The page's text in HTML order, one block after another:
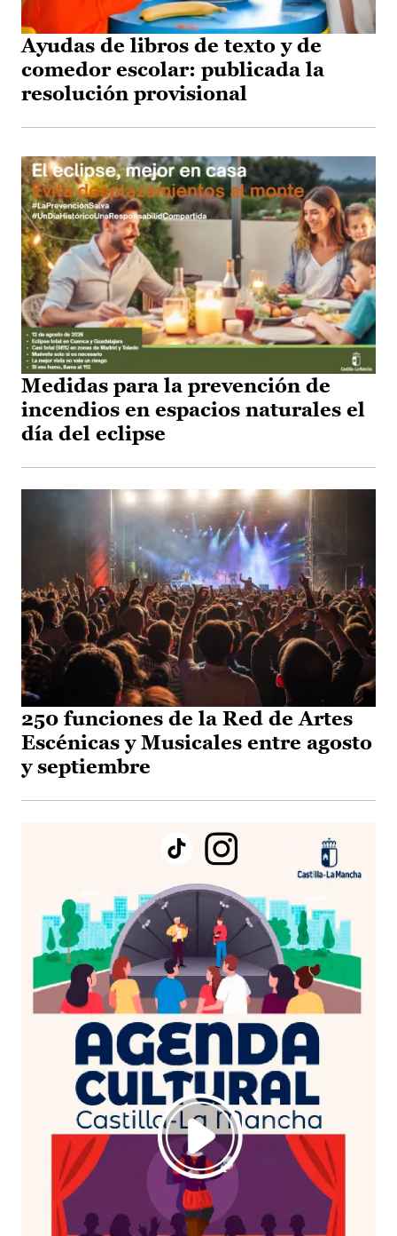
Ayudas de libros de texto y de
comedor escolar: publicada la
resolución provisional
Medidas para la prevención de
incendios en espacios naturales el
día del eclipse
250 funciones de la Red de Artes
Escénicas y Musicales entre agosto
y septiembre